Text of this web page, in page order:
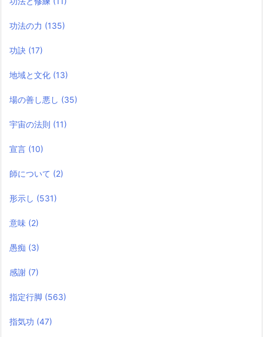
功法の力 (135)
功訣 (17)
地域と文化 (13)
場の善し悪し (35)
宇宙の法則 (11)
宣言 (10)
師について (2)
形示し (531)
意味 (2)
愚痴 (3)
感謝 (7)
指定行脚 (563)
指気功 (47)